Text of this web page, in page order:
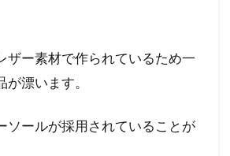
ザー素材で作られているため一
漂います。
ソールが採用されていることが